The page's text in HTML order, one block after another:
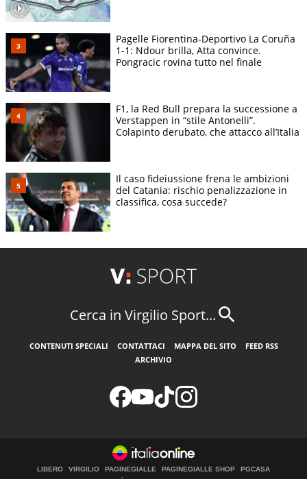
Pagelle Fiorentina-Deportivo La Coruña
1-1: Ndour brilla, Atta convince.
Pongracic rovina tutto nel finale
F1, la Red Bull prepara la successione a
Verstappen in “stile Antonelli”.
Colapinto derubato, che attacco all’Italia
Il caso fideiussione frena le ambizioni
del Catania: rischio penalizzazione in
classifica, cosa succede?
Cerca in Virgilio Sport...
CONTENUTI SPECIALI CONTATTACI MAPPA DEL SITO
FEED RSS
ARCHIVIO
LIBERO VIRGILIO PAGINEGIALLE PAGINEGIALLE SHOP
PGCASA